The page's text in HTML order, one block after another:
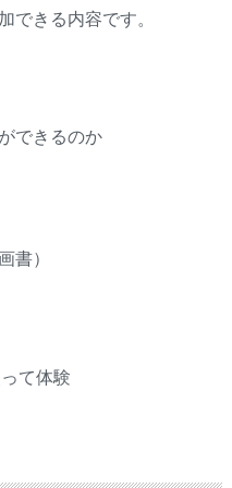
できる内容です。
できるのか
書）
て体験